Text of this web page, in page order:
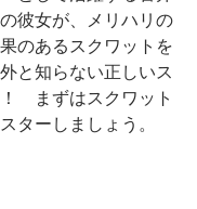
彼女が、メリハリの
のあるスクワットを
と知らない正しいス
まずはスクワット
ターしましょう。